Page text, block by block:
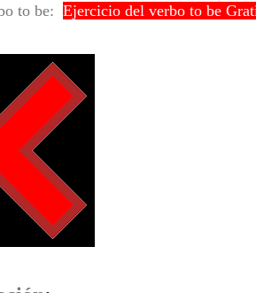
to be: Ejercicio del verbo to be